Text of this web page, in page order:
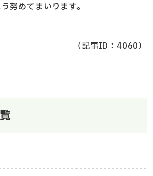
努めてまいります。
（記事ID：4060）